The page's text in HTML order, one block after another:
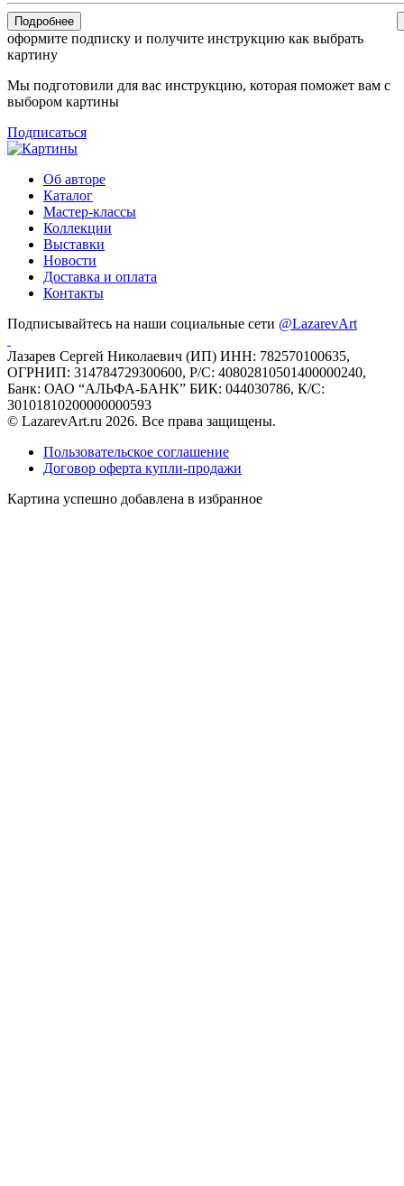
Подробнее
оформите подписку и получите инструкцию как выбрать
картину
Мы подготовили для вас инструкцию, которая поможет вам с
выбором картины
Подписаться
Об авторе
Каталог
Мастер-классы
Коллекции
Выставки
Новости
Доставка и оплата
Контакты
Подписывайтесь на наши социальные сети @LazarevArt
Лазарев Сергей Николаевич (ИП) ИНН: 782570100635,
ОГРНИП: 314784729300600, Р/С: 40802810501400000240,
Банк: ОАО “АЛЬФА-БАНК” БИК: 044030786, К/С:
30101810200000000593
© LazarevArt.ru 2026. Все права защищены.
Пользовательское соглашение
Договор оферта купли-продажи
Картина успешно добавлена в избранное